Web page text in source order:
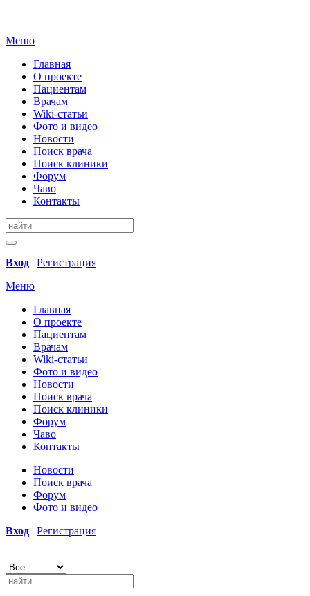
Меню
Главная
О проекте
Пациентам
Врачам
Wiki-статьи
Фото и видео
Новости
Поиск врача
Поиск клиники
Форум
Чаво
Контакты
Вход | Регистрация
Меню
Главная
О проекте
Пациентам
Врачам
Wiki-статьи
Фото и видео
Новости
Поиск врача
Поиск клиники
Форум
Чаво
Контакты
Новости
Поиск врача
Форум
Фото и видео
Вход | Регистрация